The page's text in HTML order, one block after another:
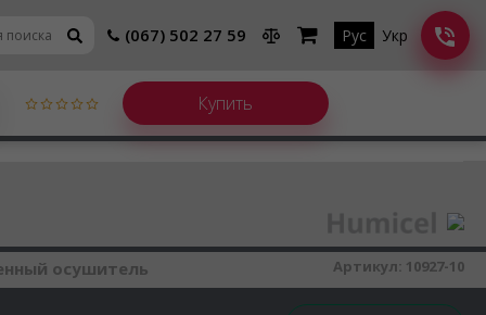
(067) 502 27 59 Рус Укр
воздуха
осушитель Артикул: 10927-10